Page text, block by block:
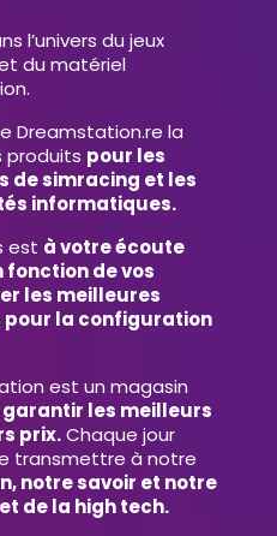
l’univers du jeux
du matériel
Dreamstation.re la
produits pour les
de simracing et les
informatiques.
est à votre écoute
fonction de vos
les meilleures
la configuration
est un magasin
garantir les meilleurs
prix.Chaque jour
transmettre à notre
notre savoir et notre
de la high tech.